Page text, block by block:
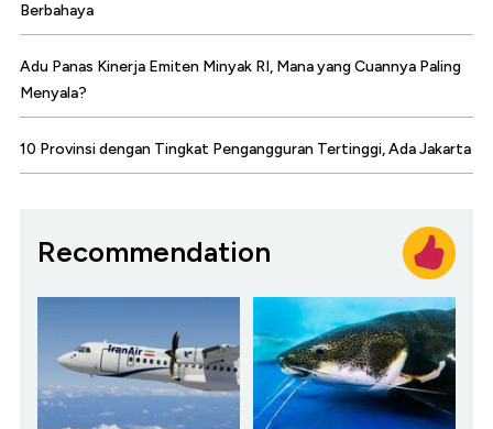
Berbahaya
Adu Panas Kinerja Emiten Minyak RI, Mana yang Cuannya Paling
Menyala?
10 Provinsi dengan Tingkat Pengangguran Tertinggi, Ada Jakarta
Recommendation